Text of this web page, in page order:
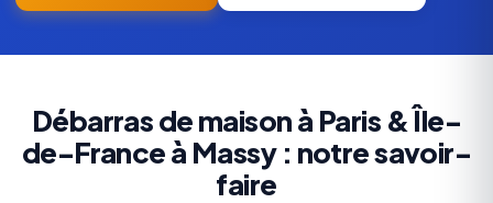
Débarras de maison à Paris & Île-
de-France à Massy : notre savoir-
faire